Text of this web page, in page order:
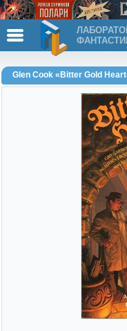
Glen Cook «Bitter Gold